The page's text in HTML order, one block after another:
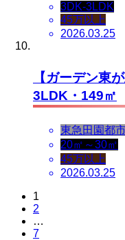
3DK-3LDK
45万以上
2026.03.25
【ガーデン東
3LDK・149㎡
東急田園都
20㎡～30㎡
45万以上
2026.03.25
1
2
…
7